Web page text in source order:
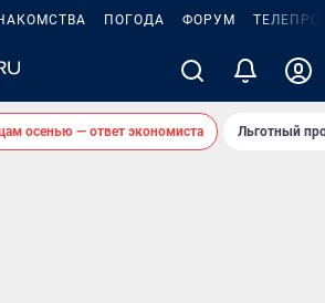
ПОГОДА ФОРУМ
осенью — ответ экономиста Льготный